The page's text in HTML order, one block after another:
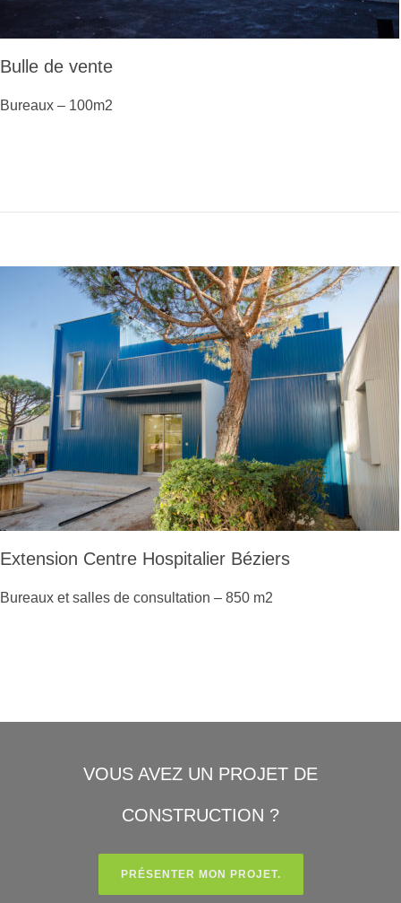
Bulle de vente
Bureaux – 100m2
Extension Centre Hospitalier Béziers
Bureaux et salles de consultation – 850 m2
VOUS AVEZ UN PROJET DE
CONSTRUCTION ?
PRÉSENTER MON PROJET.